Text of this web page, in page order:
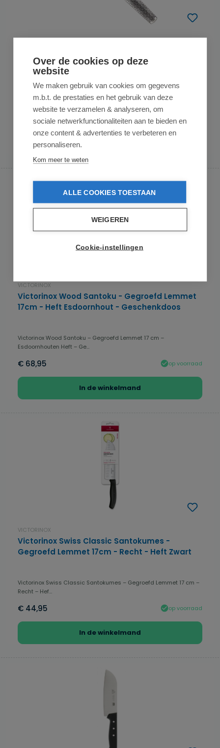
GLOBAL
Global G-80 Santokumes met Kuiltjes 18 cm – Japans Universeel
MesHet Glob...
€ 134,95 op voorraad
In de winkelmand
VICTORINOX
Victorinox Wood Santoku - Gegroefd Lemmet
17cm - Heft Esdoornhout - Geschenkdoos
Victorinox Wood Santoku – Gegroefd Lemmet 17 cm –
Esdoornhouten Heft – Ge...
€ 68,95 op voorraad
In de winkelmand
VICTORINOX
Victorinox Swiss Classic Santokumes -
Gegroefd Lemmet 17cm - Recht - Heft Zwart
Victorinox Swiss Classic Santokumes – Gegroefd Lemmet 17 cm –
Recht – Hef...
€ 44,95 op voorraad
In de winkelmand
Over de cookies op deze
website
We maken gebruik van cookies om gegevens
m.b.t. de prestaties en het gebruik van deze
website te verzamelen & analyseren, om
sociale netwerkfunctionaliteiten aan te bieden en
onze content & advertenties te verbeteren en
personaliseren.
Kom meer te weten
ALLE COOKIES TOESTAAN
WEIGEREN
Cookie-instellingen